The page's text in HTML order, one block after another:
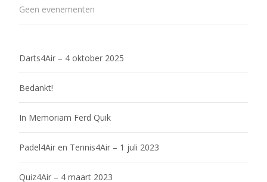
Geen evenementen
Darts4Air – 4 oktober 2025
Bedankt!
In Memoriam Ferd Quik
Padel4Air en Tennis4Air – 1 juli 2023
Quiz4Air – 4 maart 2023